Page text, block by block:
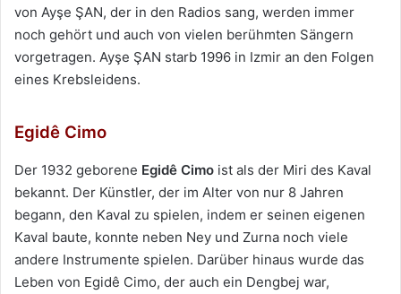
von Ayşe ŞAN, der in den Radios sang, werden immer
noch gehört und auch von vielen berühmten Sängern
vorgetragen. Ayşe ŞAN starb 1996 in Izmir an den Folgen
eines Krebsleidens.
Egidê Cimo
Der 1932 geborene Egidê Cimo ist als der Miri des Kaval
bekannt. Der Künstler, der im Alter von nur 8 Jahren
begann, den Kaval zu spielen, indem er seinen eigenen
Kaval baute, konnte neben Ney und Zurna noch viele
andere Instrumente spielen. Darüber hinaus wurde das
Leben von Egidê Cimo, der auch ein Dengbej war,